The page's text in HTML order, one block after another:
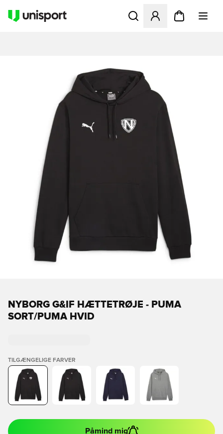
Åbner en Modal til at
NYBORG G&IF HÆTTETRØJE - PUMA
SORT/PUMA HVID
TILGÆNGELIGE FARVER
Påmind mig